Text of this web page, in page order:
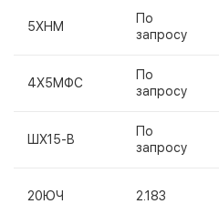
5ХНМ
По
запросу
4Х5МФС
По
запросу
ШХ15-В
По
запросу
20ЮЧ 2.183